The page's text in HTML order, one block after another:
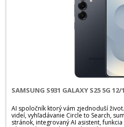
SAMSUNG S931 GALAXY S25 5G
AI spoločník ktorý vám zjednoduší
videí, vyhľadávanie Circle to Search,
stránok, integrovaný AI asistent,